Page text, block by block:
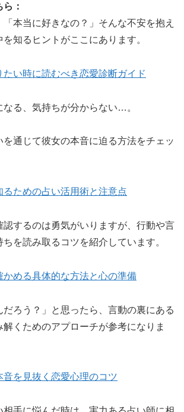
：
「本当に好きなの？」そんな不安を抱え
知るヒントがここにあります。
い時に読むべき恋愛診断ガイド
る、気持ちが分からない…。
を通じて彼女の本音に迫る方法をチェッ
るための占い活用術と注意点
認するのは勇気がいりますが、行動や言
を読み取るコツを紹介しています。
かめる具体的な方法と心の準備
だろう？」と思ったら、言動の裏にある
くためのアプローチが参考になりま
音を見抜く恋愛心理のコツ